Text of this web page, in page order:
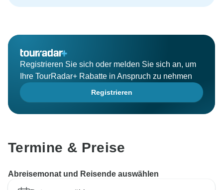
Registrieren Sie sich oder melden Sie sich an, um
Ihre TourRadar+ Rabatte in Anspruch zu nehmen
Registrieren
Termine & Preise
Abreisemonat und Reisende auswählen